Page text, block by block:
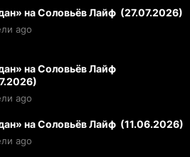
на Соловьёв Лайф (27.07.2026)
ago
на Соловьёв Лайф
ago
на Соловьёв Лайф (11.06.2026)
ago